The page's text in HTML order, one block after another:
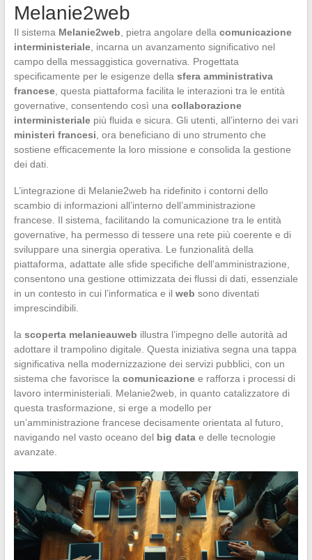
Melanie2web
Il sistema Melanie2web , pietra angolare della comunicazione
interministeriale, incarna un avanzamento significativo nel
campo della messaggistica governativa. Progettata
specificamente per le esigenze della sfera amministrativa
francese, questa piattaforma facilita le interazioni tra le entità
governative, consentendo così una collaborazione
interministerialepiù fluida e sicura. Gli utenti, all’interno dei vari
ministeri francesi , ora beneficiano di uno strumento che
sostiene efficacemente la loro missione e consolida la gestione
dei dati.
L’integrazione di Melanie2web ha ridefinito i contorni dello
scambio di informazioni all’interno dell’amministrazione
francese. Il sistema, facilitando la comunicazione tra le entità
governative, ha permesso di tessere una rete più coerente e di
sviluppare una sinergia operativa. Le funzionalità della
piattaforma, adattate alle sfide specifiche dell’amministrazione,
consentono una gestione ottimizzata dei flussi di dati, essenziale
in un contesto in cui l’informatica e il web sono diventati
imprescindibili.
la scoperta melanieauweb illustra l’impegno delle autorità ad
adottare il trampolino digitale. Questa iniziativa segna una tappa
significativa nella modernizzazione dei servizi pubblici, con un
sistema che favorisce la comunicazionee rafforza i processi di
lavoro interministeriali. Melanie2web, in quanto catalizzatore di
questa trasformazione, si erge a modello per
un’amministrazione francese decisamente orientata al futuro,
navigando nel vasto oceano del big datae delle tecnologie
avanzate.